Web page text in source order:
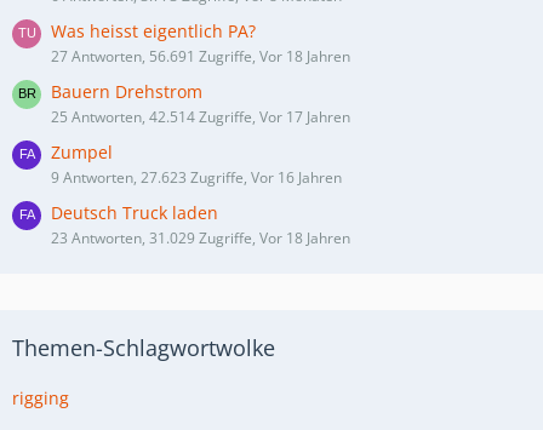
Was heisst eigentlich PA?
27 Antworten, 56.691 Zugriffe, Vor 18 Jahren
Bauern Drehstrom
25 Antworten, 42.514 Zugriffe, Vor 17 Jahren
Zumpel
9 Antworten, 27.623 Zugriffe, Vor 16 Jahren
Deutsch Truck laden
23 Antworten, 31.029 Zugriffe, Vor 18 Jahren
Themen-Schlagwortwolke
rigging